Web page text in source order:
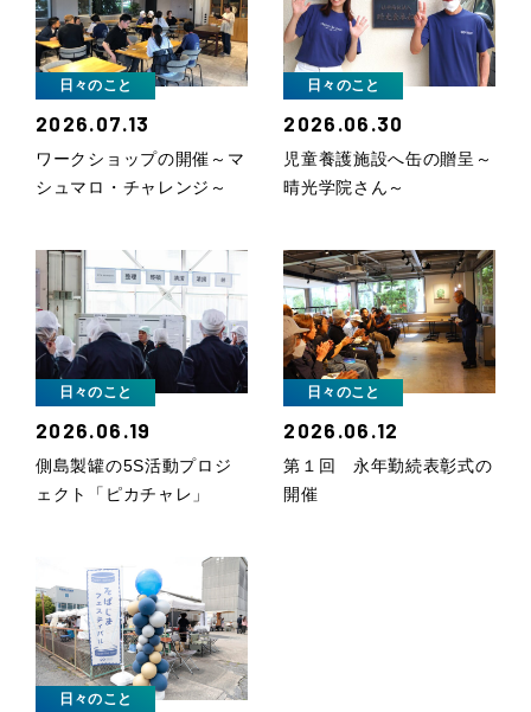
日々のこと
2026.07.13
ワークショップの開催～マ
シュマロ・チャレンジ～
日々のこと
2026.06.30
児童養護施設へ缶の贈呈～
晴光学院さん～
日々のこと
2026.06.19
側島製罐の5S活動プロジ
ェクト「ピカチャレ」
日々のこと
2026.06.12
第１回 永年勤続表彰式の
開催
日々のこと